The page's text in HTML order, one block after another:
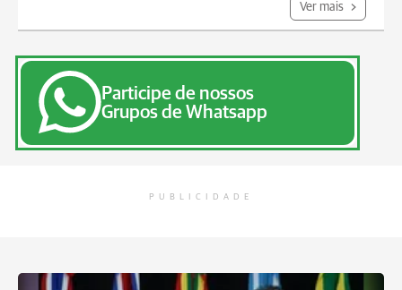
Ver mais
Participe de nossos
Grupos de Whatsapp
PUBLICIDADE